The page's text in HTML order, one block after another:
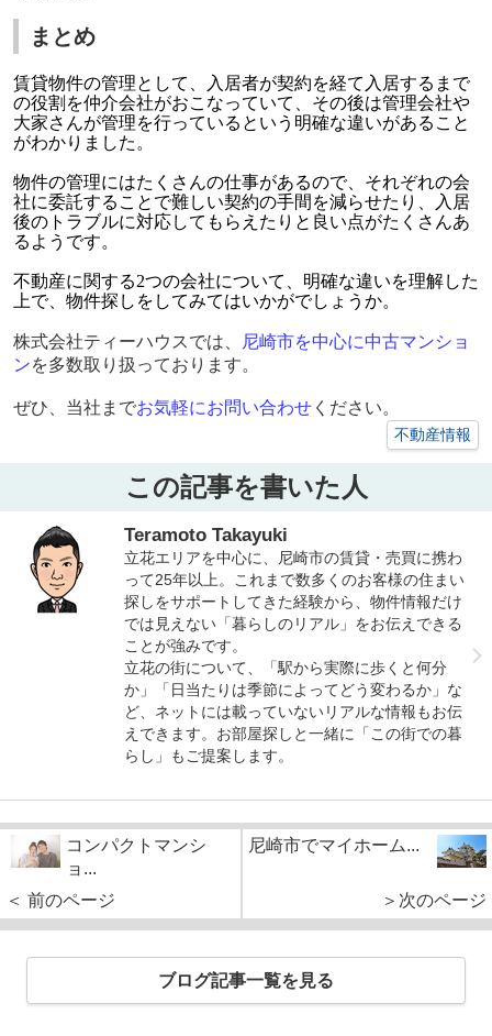
まとめ
賃貸物件の管理として、入居者が契約を経て入居するまで
の役割を仲介会社がおこなっていて、その後は管理会社や
大家さんが管理を行っているという明確な違いがあること
がわかりました。
物件の管理にはたくさんの仕事があるので、それぞれの会
社に委託することで難しい契約の手間を減らせたり、入居
後のトラブルに対応してもらえたりと良い点がたくさんあ
るようです。
不動産に関する2つの会社について、明確な違いを理解した
上で、物件探しをしてみてはいかがでしょうか。
株式会社ティーハウスでは、
尼崎市を中心に中古マンショ
ンを多数取り扱っております。
ぜひ、当社までお気軽にお問い合わせください。
不動産情報
この記事を書いた人
Teramoto Takayuki
立花エリアを中心に、尼崎市の賃貸・売買に携わ
って25年以上。これまで数多くのお客様の住まい
探しをサポートしてきた経験から、物件情報だけ
では見えない「暮らしのリアル」をお伝えできる
ことが強みです。
立花の街について、「駅から実際に歩くと何分
か」「日当たりは季節によってどう変わるか」な
ど、ネットには載っていないリアルな情報もお伝
えできます。お部屋探しと一緒に「この街での暮
らし」もご提案します。
コンパクトマンシ
ョ...
＜ 前のページ
尼崎市でマイホーム...
＞次のページ
ブログ記事一覧を見る